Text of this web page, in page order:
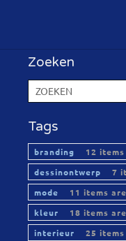
Zoeken
Tags
branding
12
dessinontwerp
7
mode
11 items
kleur
18 items
interieur
25